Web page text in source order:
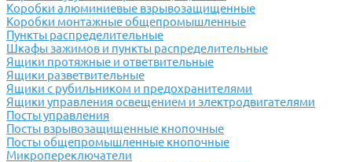
Коробки алюминиевые взрывозащищенные
Коробки монтажные общепромышленные
Пункты распределительные
Шкафы зажимов и пункты распределительные
Ящики протяжные и ответвительные
Ящики разветвительные
Ящики с рубильником и предохранителями
Ящики управления освещением и электродвигателями
Посты управления
Посты взрывозащищенные кнопочные
Посты общепромышленные кнопочные
Микропереключатели